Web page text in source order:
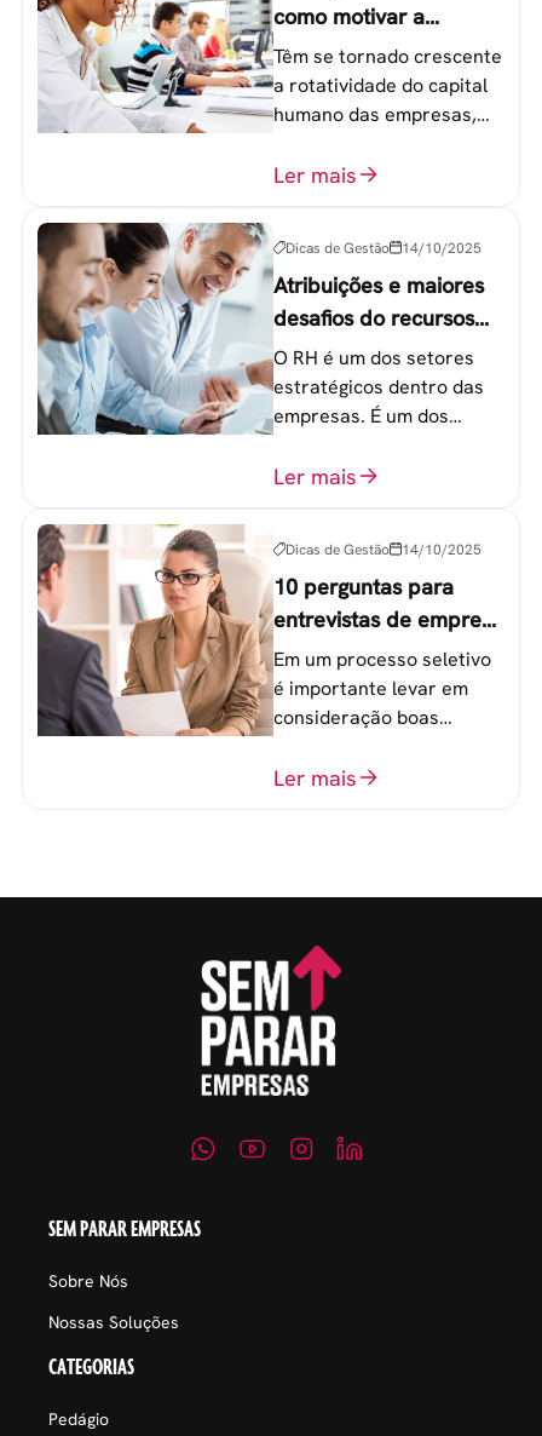
como motivar a
geração Y nas
empresas?
Têm se tornado crescente
a rotatividade do capital
humano das empresas,
colaboradores na faixa de
Ler mais
Dicas de Gestão 14/10/2025
Atribuições e maiores
desafios do recursos
humanos em uma
empresa
O RH é um dos setores
estratégicos dentro das
empresas. É um dos
o atingimento das metas
Ler mais
Dicas de Gestão 14/10/2025
10 perguntas para
entrevistas de emprego
que recrutadores não
devem fazer
Em um processo seletivo
é importante levar em
consideração boas
o perfil do profissional e
Ler mais
SEM PARAR EMPRESAS
Sobre Nós
Nossas Soluções
CATEGORIAS
Pedágio